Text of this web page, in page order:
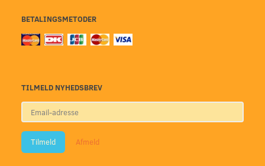
BETALINGSMETODER
TILMELD NYHEDSBREV
Email-
adresse
Tilmeld Afmeld